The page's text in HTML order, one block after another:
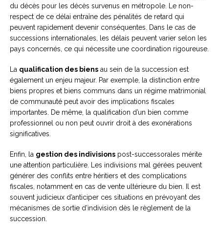
du décès pour les décès survenus en métropole. Le non-
respect de ce délai entraîne des pénalités de retard qui
peuvent rapidement devenir conséquentes. Dans le cas de
successions internationales, les délais peuvent varier selon les
pays concernés, ce qui nécessite une coordination rigoureuse.
La qualification des biens au sein de la succession est
également un enjeu majeur. Par exemple, la distinction entre
biens propres et biens communs dans un régime matrimonial
de communauté peut avoir des implications fiscales
importantes. De même, la qualification d’un bien comme
professionnel ou non peut ouvrir droit à des exonérations
significatives.
Enfin, la gestion des indivisions post-successorales mérite
une attention particulière. Les indivisions mal gérées peuvent
générer des conflits entre héritiers et des complications
fiscales, notamment en cas de vente ultérieure du bien. Il est
souvent judicieux d’anticiper ces situations en prévoyant des
mécanismes de sortie d’indivision dès le règlement de la
succession.